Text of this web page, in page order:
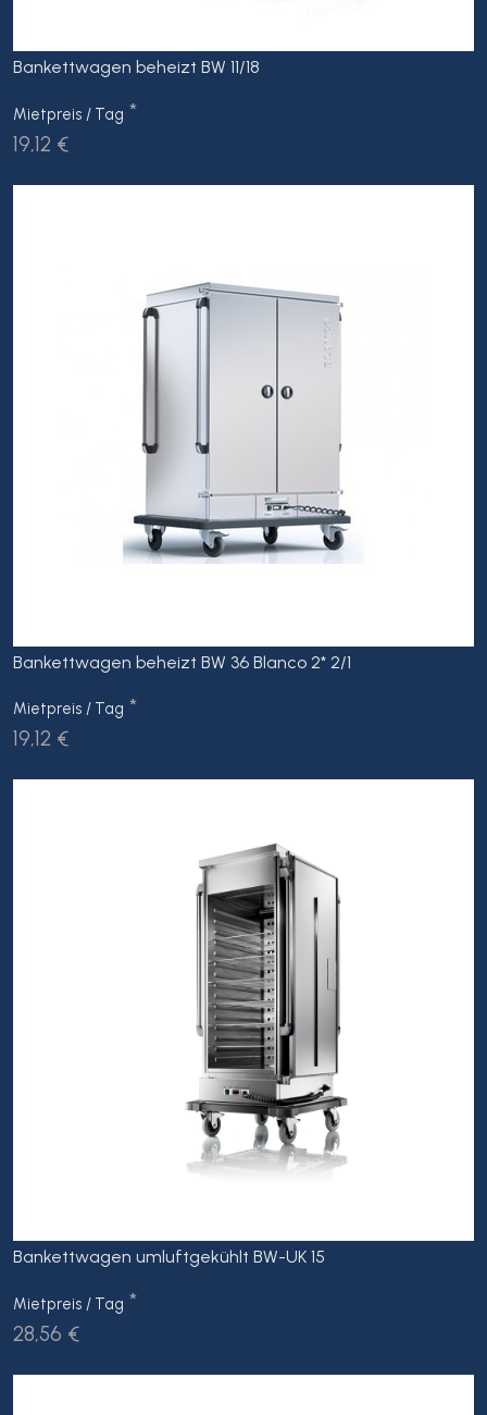
Bankettwagen beheizt BW 11/18
Mietpreis / Tag *
19,12 €
Bankettwagen beheizt BW 36 Blanco 2* 2/1
Mietpreis / Tag *
19,12 €
Bankettwagen umluftgekühlt BW-UK 15
Mietpreis / Tag *
28,56 €